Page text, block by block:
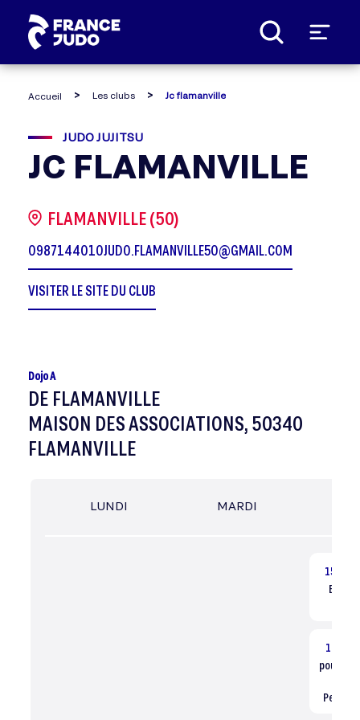
Accueil Les clubs Jc flamanville
JUDO JUJITSU
JC FLAMANVILLE
FLAMANVILLE (50)
0987144010JUDO.FLAMANVILLE50@GMAIL.COM
VISITER LE SITE DU CLUB
Dojo A
DE FLAMANVILLE
MAISON DES ASSOCIATIONS, 50340
FLAMANVILLE
LUNDI MARDI
15:00
Eveil
16:00